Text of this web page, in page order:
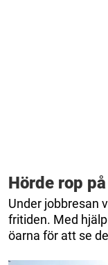
Hörde rop
Under jobbresan
fritiden. Med
öarna för att se